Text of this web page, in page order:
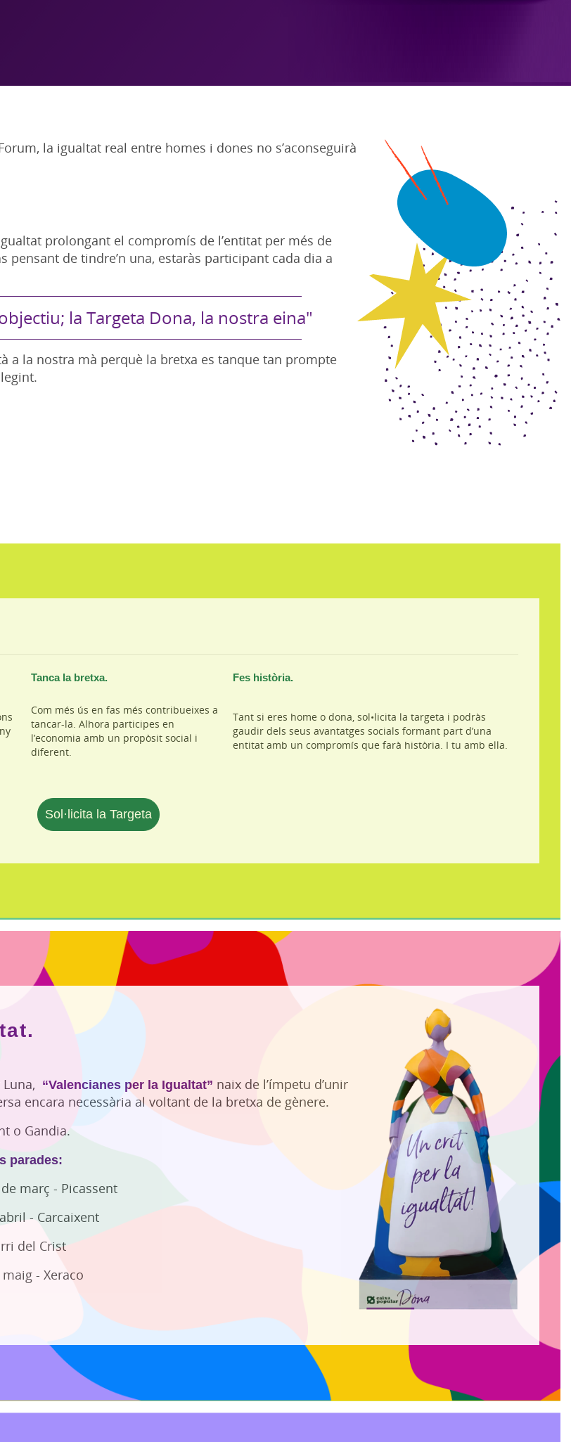
la igualtat real entre homes i dones no s’aconseguirà
prolongant el compromís de l’entitat per més de
pensant de tindre’n una, estaràs participant cada dia a
la Targeta Dona, la nostra eina"
a la nostra mà perquè la bretxa es tanque tan prompte
Tanca la bretxa. Fes història.
Com més ús en fas més contribueixes a
tancar-la. Alhora participes en
l’economia amb un propòsit social i
diferent.
Tant si eres home o dona, sol•licita la targeta i podràs
gaudir dels seus avantatges socials formant part d’una
entitat amb un compromís que farà història. I tu amb ella.
Sol·licita la Targeta
“Valencianes per la Igualtat” naix de l’ímpetu d’unir
encara necessària al voltant de la bretxa de gènere.
o Gandia.
parades:
març - Picassent
- Carcaixent
del Crist
- Xeraco